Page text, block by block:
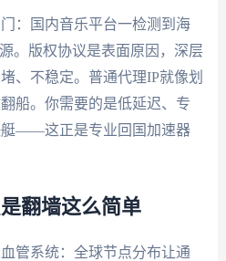
：国内音乐平台一检测到海
。版权协议是表面原因，深层
、不稳定。普通代理IP就像划
船。你需要的是低延迟、专
艇——这正是专业回国加速器
翻墙这么简单
管系统：全球节点分布让通